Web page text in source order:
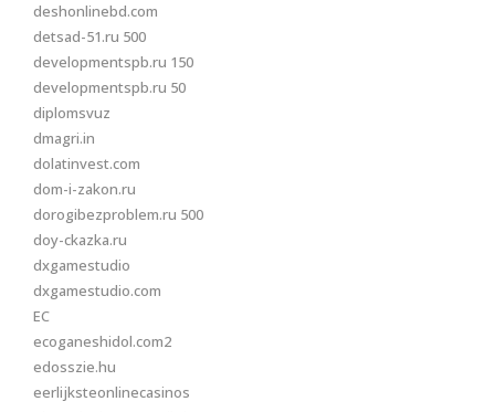
deshonlinebd.com
detsad-51.ru 500
developmentspb.ru 150
developmentspb.ru 50
diplomsvuz
dmagri.in
dolatinvest.com
dom-i-zakon.ru
dorogibezproblem.ru 500
doy-ckazka.ru
dxgamestudio
dxgamestudio.com
EC
ecoganeshidol.com2
edosszie.hu
eerlijksteonlinecasinos